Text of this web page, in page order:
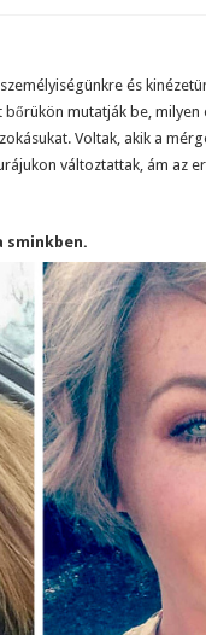
és
mutatják be,
Voltak, akik a
változtattak, ám az
sminkben.